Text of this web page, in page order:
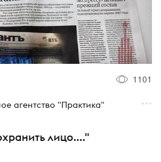
1101
агентство "Практика"
лицо...."